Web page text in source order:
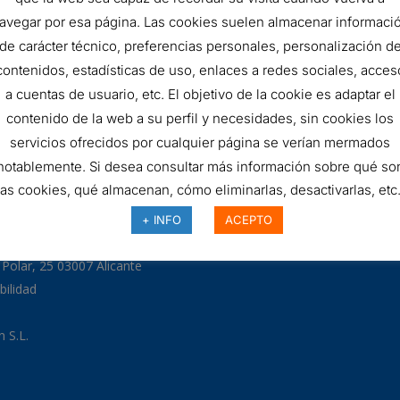
FILTRO
HIDRÁULICO
AÑADIR AL
SKU: R162T60B
25 03007 Alicante
S.L.
por esa página. Las cookies suelen almacenar
carácter técnico, preferencias personales, personalización de
estadísticas de uso, enlaces a redes sociales,
a cuentas de usuario, etc. El objetivo de la cookie es adaptar el
contenido de la web a su perfil y necesidades, sin cookies los
servicios ofrecidos por cualquier página se verían mermados
Si desea consultar más información sobre qué
cookies, qué almacenan, cómo eliminarlas, desactivarlas,
+ INFO ACEPTO